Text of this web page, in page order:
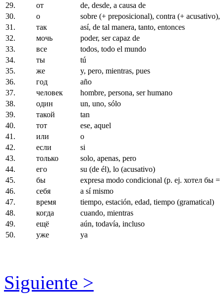
29.
от
de, desde, a causa de
30.
о
sobre (+ preposicional), contra (+ acusativo),
31.
так
así, de tal manera, tanto, entonces
32.
мочь
poder, ser capaz de
33.
все
todos, todo el mundo
34.
ты
tú
35.
же
y, pero, mientras, pues
36.
год
año
37.
человек
hombre, persona, ser humano
38.
один
un, uno, sólo
39.
такой
tan
40.
тот
ese, aquel
41.
или
o
42.
если
si
43.
только
solo, apenas, pero
44.
его
su (de él), lo (acusativo)
45.
бы
expresa modo condicional (p. ej. хотел бы =
46.
себя
a sí mismo
47.
время
tiempo, estación, edad, tiempo (gramatical)
48.
когда
cuando, mientras
49.
ещё
aún, todavía, incluso
50.
уже ya
Siguiente >